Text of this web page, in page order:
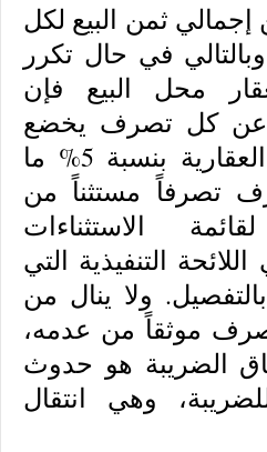
5% من إجمالي ثمن البيع لكل
في حال تكرر
محل البيع فإن
عن كل تصرف يخضع
لضريبة التصرفات العقارية بنسبة 5% ما
تصرفاً مستثناً من
الاستثناءات
التنفيذية التي
ولا ينال من
موثقاً من عدمه،
الضريبة هو حدوث
وهي انتقال